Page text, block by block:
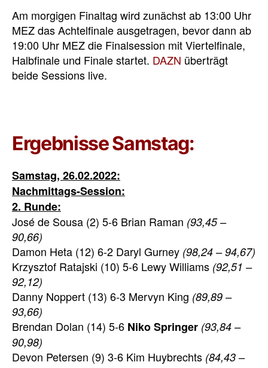
Am morgigen Finaltag wird zunächst ab 13:00 Uhr
MEZ das Achtelfinale ausgetragen, bevor dann ab
19:00 Uhr MEZ die Finalsession mit Viertelfinale,
Halbfinale und Finale startet. DAZN überträgt
beide Sessions live.
Ergebnisse Samstag:
Samstag, 26.02.2022:
Nachmittags-Session:
2. Runde:
José de Sousa (2) 5-6 Brian Raman (93,45 –
90,66)
Damon Heta (12) 6-2 Daryl Gurney (98,24 – 94,67)
Krzysztof Ratajski (10) 5-6 Lewy Williams (92,51 –
92,12)
Danny Noppert (13) 6-3 Mervyn King (89,89 –
93,66)
Brendan Dolan (14) 5-6 Niko Springer (93,84 –
90,98)
Devon Petersen (9) 3-6 Kim Huybrechts (84,43 –